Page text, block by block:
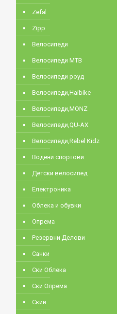
Zefal
Zipp
Велосипеди
Велосипеди MTB
Велосипеди роуд
Велосипеди,Haibike
Велосипеди,MONZ
Велосипеди,QU-AX
Велосипеди,Rebel Kidz
Водени спортови
Детски велосипед
Електроника
Облека и обувки
Опрема
Резервни Делови
Санки
Ски Облека
Ски Опрема
Скии